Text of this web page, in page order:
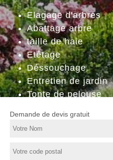
Elagage d'arbres
Abattage arbre
taille de haie
Etêtage
Déssouchage
Entretien de jardin
Tonte de pelouse
Demande de devis gratuit